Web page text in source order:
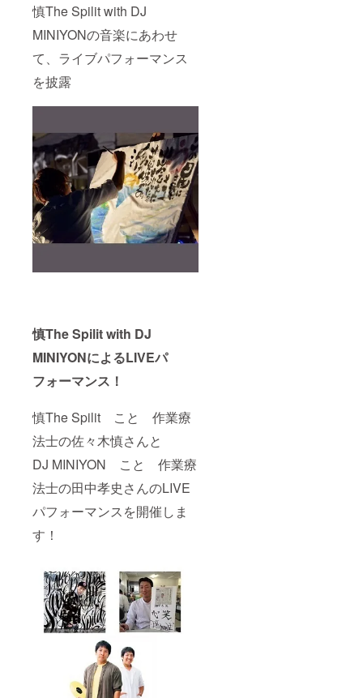
慎The Spilit with DJ
MINIYONの音楽にあわせ
て、ライブパフォーマンス
を披露
慎The Spilit with DJ
MINIYONによるLIVEパ
フォーマンス！
慎The Spilit こと 作業療
法士の佐々木慎さんと
DJ MINIYON こと 作業療
法士の田中孝史さんのLIVE
パフォーマンスを開催しま
す！